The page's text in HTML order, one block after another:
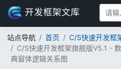
开发框架文库
站点导航 首页
C/S快速开发框
C/S快速开发框架旗舰版V5.1 -
典窗体逻辑关系图